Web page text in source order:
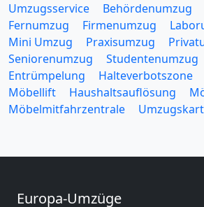
Umzugsservice Behördenumzug
Fernumzug
Firmenumzug
Mini Umzug
Praxisumzug
Seniorenumzug
Studentenumzug
Entrümpelung
Halteverbotszone
Möbellift
Haushaltsauflösung
Möbelmitfahrzentrale
Europa-Umzüge